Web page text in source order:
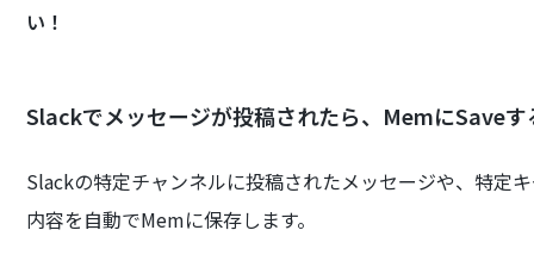
い！
Slackでメッセージが投稿されたら、MemにSaveす
Slackの特定チャンネルに投稿されたメッセージや、特定
内容を自動でMemに保存します。